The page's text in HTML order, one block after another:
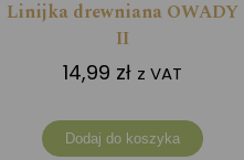
Linijka drewniana OWADY
II
14,99 zł z VAT
Dodaj do koszyka